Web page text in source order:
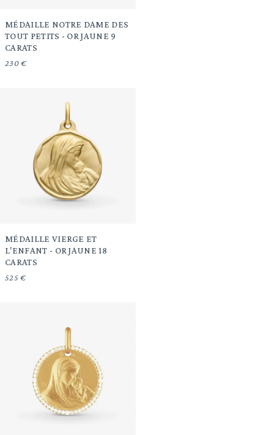
MÉDAILLE NOTRE DAME DES
TOUT PETITS - OR JAUNE 9
CARATS
230 €
MÉDAILLE VIERGE ET
L'ENFANT - OR JAUNE 18
CARATS
525 €